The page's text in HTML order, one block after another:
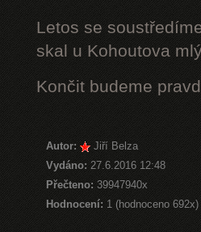
Letos se
skal u Kohoutova
Končit budeme
Autor:
Jiří Belza
Vydáno: 27.6.2016 12:48
Přečteno:39947940x
Hodnocení: 1 (hodnoceno 692x)